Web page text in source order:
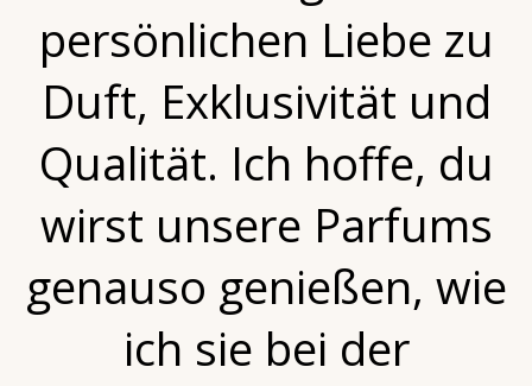
persönlichen Liebe zu
Duft, Exklusivität und
Qualität. Ich hoffe, du
wirst unsere Parfums
genauso genießen, wie
ich sie bei der